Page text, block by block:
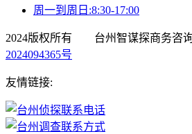
周一到周日:8:30-17:00
2024版权所有 台州智谋探商务咨
2024094365号
友情链接: